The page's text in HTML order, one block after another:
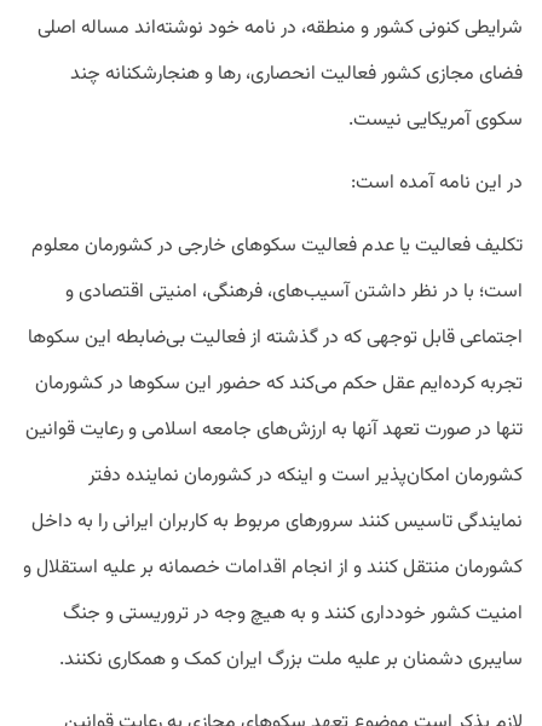
شرایطی کنونی کشور و منطقه، در نامه خود نوشته‌اند مساله اصلی
فضای مجازی کشور فعالیت انحصاری، رها و هنجارشکنانه چند
سکوی آمریکایی نیست.
در این نامه آمده است:
تکلیف فعالیت یا عدم فعالیت سکوهای خارجی در کشورمان معلوم
است؛ با در نظر داشتن آسیب‌های، فرهنگی، امنیتی اقتصادی و
اجتماعی قابل توجهی که در گذشته از فعالیت بی‌ضابطه این سکوها
تجربه کرده‌ایم عقل حکم می‌کند که حضور این سکوها در کشورمان
تنها در صورت تعهد آنها به ارزش‌های جامعه اسلامی و رعایت قوانین
کشورمان امکان‌پذیر است و اینکه در کشورمان نماینده دفتر
نمایندگی تاسیس کنند سرورهای مربوط به کاربران ایرانی را به داخل
کشورمان منتقل کنند و از انجام اقدامات خصمانه بر علیه استقلال و
امنیت کشور خودداری کنند و به هیچ وجه در تروریستی و جنگ
سایبری دشمنان بر علیه ملت بزرگ ایران کمک و همکاری نکنند.